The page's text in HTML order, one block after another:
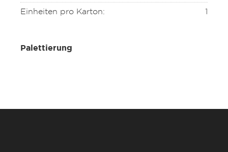
Einheiten pro Karton:
1
Palettierung